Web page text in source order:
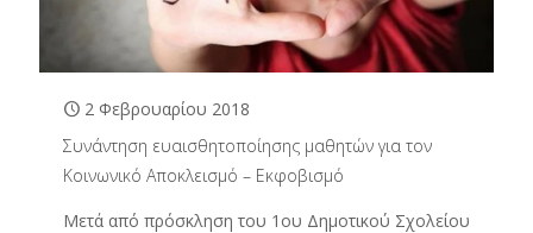
2 Φεβρουαρίου 2018
Συνάντηση ευαισθητοποίησης μαθητών για τον
Κοινωνικό Αποκλεισμό – Εκφοβισμό
Μετά από πρόσκληση του 1ου Δημοτικού Σχολείου